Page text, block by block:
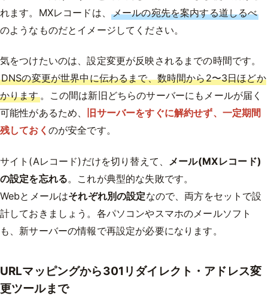
れます。MXレコードは、 メールの宛先を案内する道しるべ
のようなものだとイメージしてください。
気をつけたいのは、設定変更が反映されるまでの時間です。
DNSの変更が世界中に伝わるまで、数時間から2〜3日ほどか
かります。この間は新旧どちらのサーバーにもメールが届く
可能性があるため、
旧サーバーをすぐに解約せず、一定期間
残しておく のが安全です。
サイト(Aレコード)だけを切り替えて、
メール(MXレコード)
の設定を忘れる。これが典型的な失敗です。
Webとメールはそれぞれ別の設定なので、両方をセットで設
計しておきましょう。各パソコンやスマホのメールソフト
も、新サーバーの情報で再設定が必要になります。
URLマッピングから301リダイレクト・アドレス変
更ツールまで